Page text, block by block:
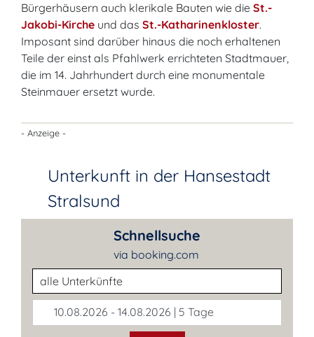
Bürgerhäusern auch klerikale Bauten wie die St.-
Jakobi-Kirche und das St.-Katharinenkloster.
Imposant sind darüber hinaus die noch erhaltenen
Teile der einst als Pfahlwerk errichteten Stadtmauer,
die im 14. Jahrhundert durch eine monumentale
Steinmauer ersetzt wurde.
- Anzeige -
Unterkunft in der Hansestadt
Stralsund
Schnellsuche
via booking.com
Unterkunftsart
10.08.2026 - 14.08.2026 | 5 Tage